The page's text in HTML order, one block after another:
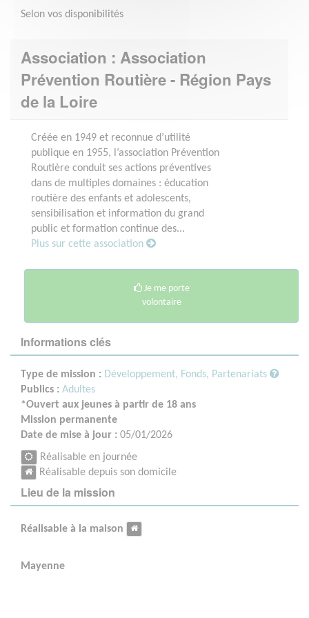
Selon vos disponibilités
Association : Association
Prévention Routière - Région Pays
de la Loire
Créée en 1949 et reconnue d’utilité
publique en 1955, l’association Prévention
Routière conduit ses actions préventives
dans de multiples domaines : éducation
routière des enfants et adolescents,
sensibilisation et information du grand
public et formation continue des...
Plus sur cette association
Je me porte
volontaire
Informations clés
Type de mission : Développement, Fonds, Partenariats
Publics : Adultes
*Ouvert aux jeunes à partir de 18 ans
Mission permanente
Date de mise à jour : 05/01/2026
Réalisable en journée
Réalisable depuis son domicile
Lieu de la mission
Réalisable à la maison
Mayenne